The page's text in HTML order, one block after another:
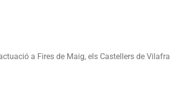
a Fires de Maig, els Castellers de